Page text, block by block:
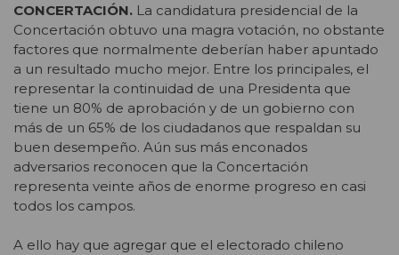
CONCERTACIÓN. La candidatura presidencial de la
Concertación obtuvo una magra votación, no obstante
factores que normalmente deberían haber apuntado
a un resultado mucho mejor. Entre los principales, el
representar la continuidad de una Presidenta que
tiene un 80% de aprobación y de un gobierno con
más de un 65% de los ciudadanos que respaldan su
buen desempeño. Aún sus más enconados
adversarios reconocen que la Concertación
representa veinte años de enorme progreso en casi
todos los campos.
A ello hay que agregar que el electorado chileno